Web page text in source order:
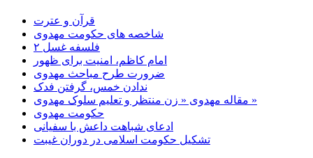
قرآن و عترت
شاخصه های حکومت مهدوی
فلسفه غسل ۲
امام کاظم، امنیت برای ظهور
ضرورت طرح مباحث مهدوی
ندادن خمس، گرفتن فدک
مقاله مهدوی « زن منتظر و تعلیم سلوک مهدوی »
حکومت مهدوی
ادعای شباهت داعش با سفیانی
تشکیل حکومت اسلامی در دوران غیبت